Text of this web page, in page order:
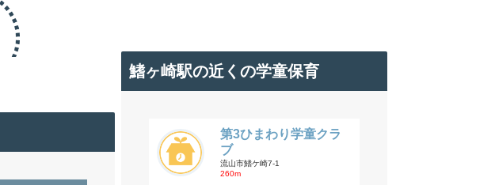
鰭ヶ崎駅の近くの学童保育
第3ひまわり学童クラ
ブ
流山市鰭ケ崎7-1
260m